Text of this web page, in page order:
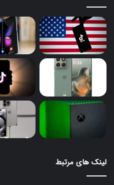
لینک های مرتبط